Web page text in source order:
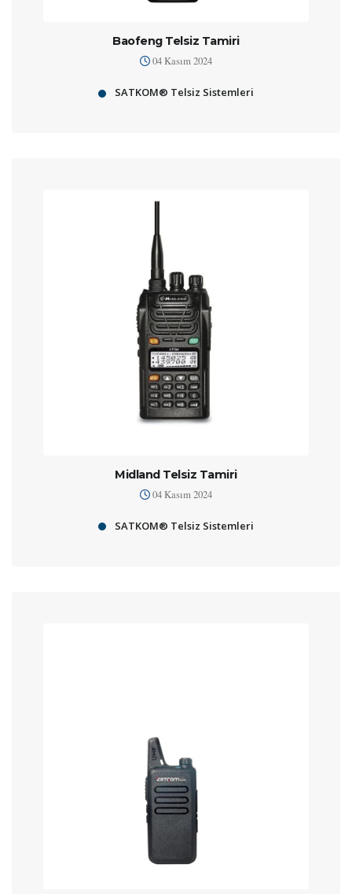
Baofeng Telsiz Tamiri
04 Kasım 2024
SATKOM® Telsiz Sistemleri
Midland Telsiz Tamiri
04 Kasım 2024
SATKOM® Telsiz Sistemleri